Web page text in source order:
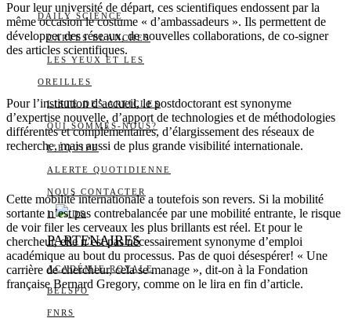
DAILY SCIENCE
CARTES BLANCHES
LES YEUX ET LES
OREILLES
LISTE DES ARTICLES
QUI SOMMES-NOUS?
L’ÉQUIPE
ALERTE QUOTIDIENNE
NOUS CONTACTER
I DS
PARTENAIRES
ACADÉMIE ROYALE
BELSPO
FNRS
Pour leur université de départ, ces scientifiques endossent par la
même occasion le costume « d’ambassadeurs ». Ils permettent de
développer des réseaux, de nouvelles collaborations, de co-signer
des articles scientifiques.
Pour l’institution d’accueil, le postdoctorant est synonyme
d’expertise nouvelle, d’apport de technologies et de méthodologies
différentes et complémentaires, d’élargissement des réseaux de
recherche, mais aussi de plus grande visibilité internationale.
Cette mobilité internationale a toutefois son revers. Si la mobilité
sortante n’est pas contrebalancée par une mobilité entrante, le risque
de voir filer les cerveaux les plus brillants est réel. Et pour le
chercheur, elle n’est pas nécessairement synonyme d’emploi
académique au bout du processus. Pas de quoi désespérer! « Une
carrière de chercheur, cela se manage », dit-on à la Fondation
française Bernard Gregory, comme on le lira en fin d’article.